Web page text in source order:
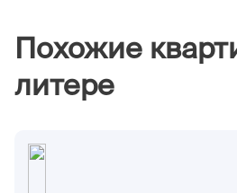
Похожие
литере